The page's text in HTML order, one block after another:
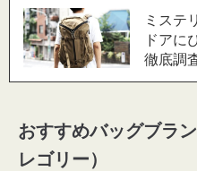
ミステ
ドアに
徹底調
おすすめバッグブラ
レゴリー）